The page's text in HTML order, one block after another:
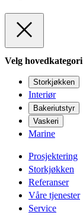
Velg hovedkategori
Storkjøkken
Interiør
Bakeriutstyr
Vaskeri
Marine
Prosjektering
Storkjøkken
Referanser
Våre tjenester
Service